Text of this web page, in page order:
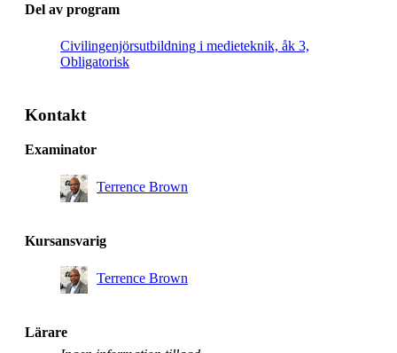
Del av program
Civilingenjörsutbildning i medieteknik, åk 3,
Obligatorisk
Kontakt
Examinator
Terrence Brown
Kursansvarig
Terrence Brown
Lärare